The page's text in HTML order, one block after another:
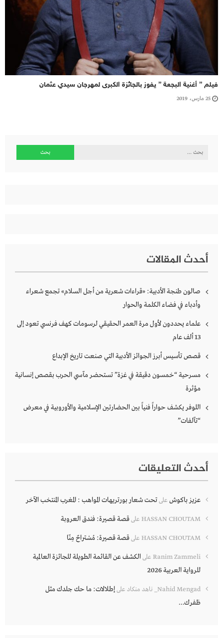
فيلم ” أغنية البجعة ” يفوز بالجائزة الكبرى لمهرجان سيدي عثمان
25 مارس، 2019
البحث
أحدث المقالات
صالون طنجة الأدبية: «قراءات شعرية من أجل السلام» تجمع شعراء
وأدباء في فضاء الكلمة والحوار
علماء يحددون لأول مرة العمر الحقيقي لرسومات كهف فرنسي تعود إلى
13 ألف عام
قصص تأسيس أبرز الجوائز الأدبية التي صنعت تاريخ الإبداع
مسرحية “خمسون دقيقة في غزة” تستحضر مآسي الحرب بقصص إنسانية
مؤثرة
اللوفر يكشف حواراً فنياً بين الحضارتين الإسلامية والأوروبية في معرض
“تآلفات”
أحدث التعليقات
عزيز باكوش علىتحت شعار بورتريهات المواهب : المغرب المنتخب الآخر
HASSAN CHOUTAM علىقصة قصيرة: فندق العروبة
HASSAN CHOUTAM علىقصة قصيرة: مُسْتراحٌ مِنّا
Ranim Zammeli علىالكشف عن القائمة الطويلة للجائزة العالمية
للرواية العربية 2026
Nahid Mengad_ ناهد منكاد علىإطلالات: ما حك جلدك مثل
ظفرك…